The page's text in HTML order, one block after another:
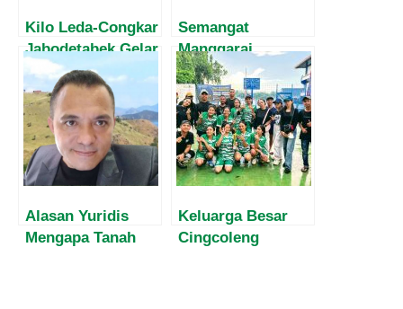
Kilo Leda-Congkar
Jabodetabek Gelar
Penti, Ini
Sejarahnya
Semangat
Manggarai
Menggema di
Jakarta!
Cingcoleng Cup III
2025 Resmi
Dimulai
Alasan Yuridis
Mengapa Tanah
Keluarga Besar
Cingcoleng